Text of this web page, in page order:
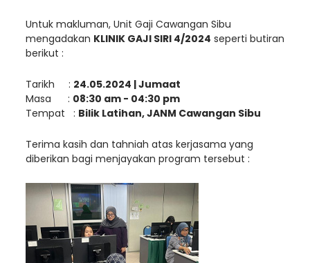
Untuk makluman, Unit Gaji Cawangan Sibu
mengadakan KLINIK GAJI SIRI 4/2024 seperti butiran
berikut :
Tarikh : 24.05.2024 | Jumaat
Masa : 08:30 am - 04:30 pm
Tempat : Bilik Latihan, JANM Cawangan Sibu
Terima kasih dan tahniah atas kerjasama yang
diberikan bagi menjayakan program tersebut :